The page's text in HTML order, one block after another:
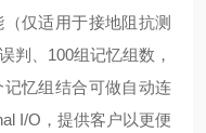
仅适用于接地阻抗测
判、100组记忆组数，
忆组结合可做自动连
I/O，提供客户以更便